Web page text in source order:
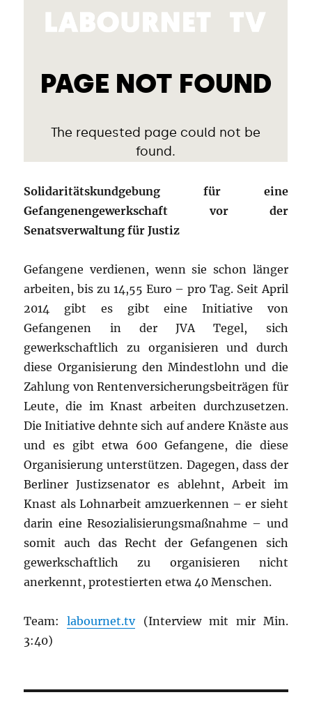
Solidaritätskundgebung für eine
Gefangenengewerkschaft vor der
Senatsverwaltung für Justiz
Gefangene verdienen, wenn sie schon länger
arbeiten, bis zu 14,55 Euro – pro Tag. Seit April
2014 gibt es gibt eine Initiative von
Gefangenen in der JVA Tegel, sich
gewerkschaftlich zu organisieren und durch
diese Organisierung den Mindestlohn und die
Zahlung von Rentenversicherungsbeiträgen für
Leute, die im Knast arbeiten durchzusetzen.
Die Initiative dehnte sich auf andere Knäste aus
und es gibt etwa 600 Gefangene, die diese
Organisierung unterstützen. Dagegen, dass der
Berliner Justizsenator es ablehnt, Arbeit im
Knast als Lohnarbeit amzuerkennen – er sieht
darin eine Resozialisierungsmaßnahme – und
somit auch das Recht der Gefangenen sich
gewerkschaftlich zu organisieren nicht
anerkennt, protestierten etwa 40 Menschen.
Team:labournet.tv(Interview mit mir Min.
3:40)